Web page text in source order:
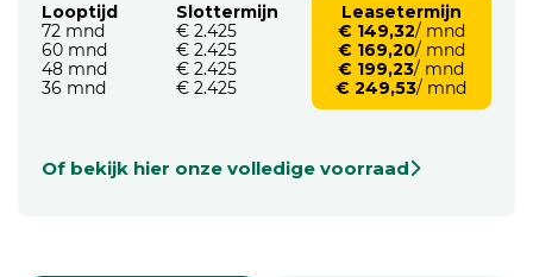
Looptijd
72 mnd
60 mnd
48 mnd
36 mnd
Slottermijn
€ 2.425
€ 2.425
€ 2.425
€ 2.425
Leasetermijn
€ 149,32/ mnd
€ 169,20/ mnd
€ 199,23/ mnd
€ 249,53/ mnd
Of bekijk hier onze volledige voorraad